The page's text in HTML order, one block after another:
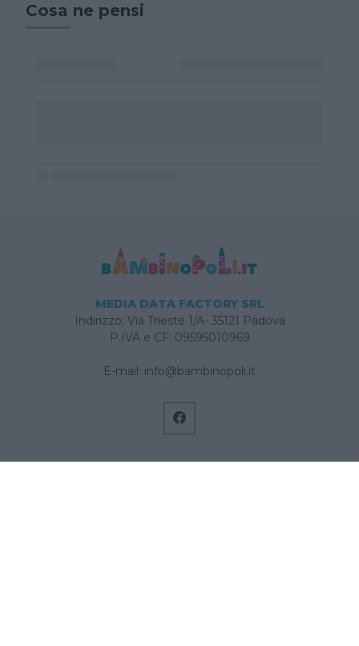
Cosa ne pensi
MEDIA DATA FACTORY SRL
Indirizzo: Via Trieste 1/A- 35121 Padova
P.IVA e CF: 09595010969
E-mail: info@bambinopoli.it